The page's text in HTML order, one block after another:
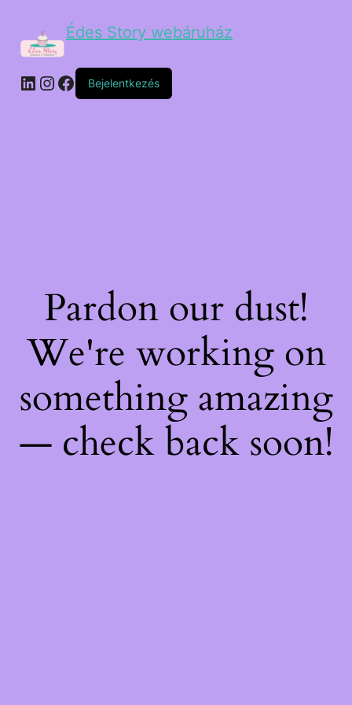
Édes Story webáruház
Bejelentkezés
Pardon our dust!
We're working on
something amazing
— check back soon!